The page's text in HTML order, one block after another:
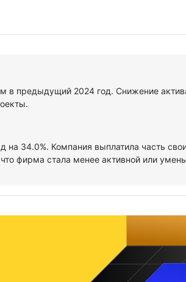
в предыдущий 2024 год. Снижение
34.0%. Компания выплатила часть
фирма стала менее активной или